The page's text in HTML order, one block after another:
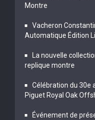
Montre
Vacheron
Automatique Édition
La nouvelle
replique montre
Célébration du 30e
Piguet Royal Oak
Événement de